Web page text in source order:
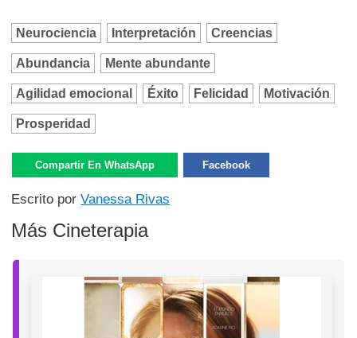
Neurociencia Interpretación Creencias
Abundancia Mente abundante
Agilidad emocional Éxito Felicidad Motivación
Prosperidad
Compartir En WhatsApp Facebook
Escrito porVanessa Rivas
Más Cineterapia